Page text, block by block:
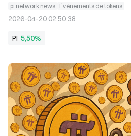
pi network news Événements de tokens
2026-04-20 02:50:38
PI 5,50%